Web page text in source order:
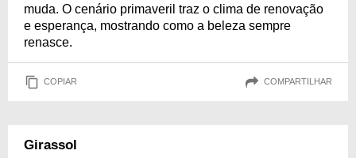
muda. O cenário primaveril traz o clima de renovação
e esperança, mostrando como a beleza sempre
renasce.
COPIAR COMPARTILHAR
Girassol